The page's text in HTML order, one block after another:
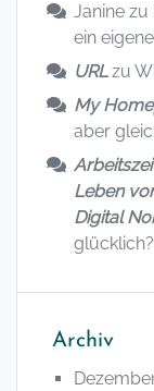
Janine zu
ein
URLzu
My
aber
Leben
Digital
glücklich?
Archiv